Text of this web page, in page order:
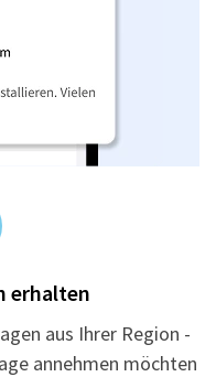
erhalten
aus Ihrer Region -
annehmen möchten